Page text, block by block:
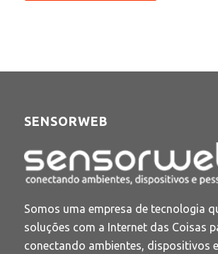
SENSORWEB
Somos uma empresa de tecnologia
soluções com a Internet das Coisas
conectando ambientes, dispositivos